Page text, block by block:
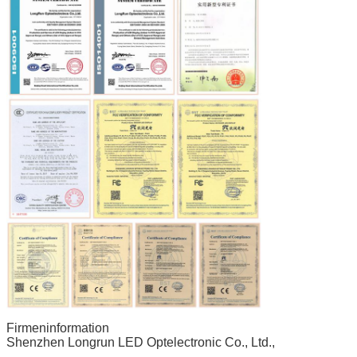
Firmeninformation
Shenzhen Longrun LED Optelectronic Co., Ltd.,